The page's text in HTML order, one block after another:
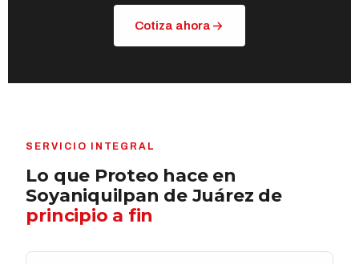
Cotiza ahora
SERVICIO INTEGRAL
Lo que Proteo hace en
Soyaniquilpan de Juárez de
principio a fin